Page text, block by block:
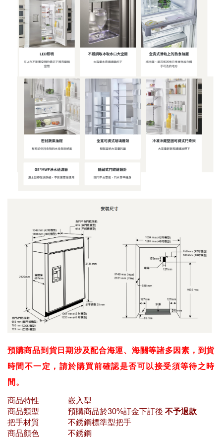
預購商品到貨日期涉及配合海運、海關等諸多因素，到貨
時間不一定，請於購買前確認是否可以接受須等待之時
間。
商品特性
嵌入型
商品類型
預購商品於30%訂金下訂後 不予退款
把手材質
不銹鋼標準型把手
商品顏色
不銹鋼